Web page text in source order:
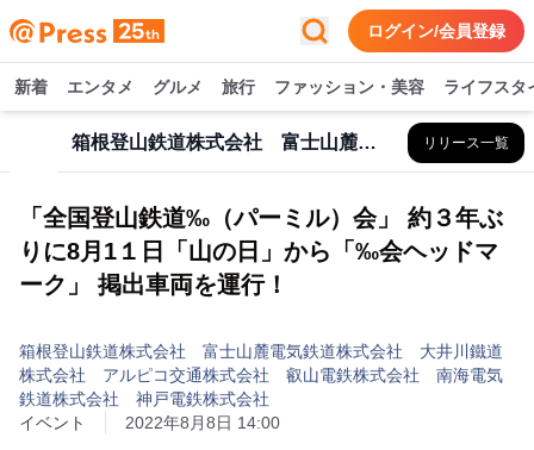
ログイン/会員登録
新着 エンタメ グルメ 旅行 ファッション・美容 ライフスタ
箱根登山鉄道株式会社 富士山麓電気鉄道株式会社 大井川鐵道株式会社 アルピコ交通株式会社 叡山電鉄株式会社 南海電気鉄道株式会社 神戸電鉄株式会社 リリース一覧
「全国登山鉄道‰（パーミル）会」 約３年ぶ
りに8月1１日「山の日」から「‰会ヘッドマ
ーク」 掲出車両を運行！
箱根登山鉄道株式会社 富士山麓電気鉄道株式会社 大井川鐵道
株式会社 アルピコ交通株式会社 叡山電鉄株式会社 南海電気
鉄道株式会社 神戸電鉄株式会社
イベント
2022年8月8日 14:00